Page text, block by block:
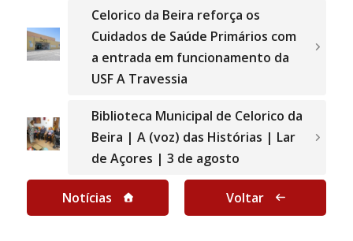
Celorico da Beira reforça os
Cuidados de Saúde Primários com
a entrada em funcionamento da
USF A Travessia
Biblioteca Municipal de Celorico da
Beira | A (voz) das Histórias | Lar
de Açores | 3 de agosto
Notícias Voltar